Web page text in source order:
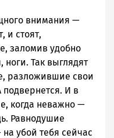
внимания —
и стоят,
заломив удобно
ноги. Так выглядят
разложившие свои
подвернется. И в
когда неважно —
Равнодушие
убой тебя сейчас